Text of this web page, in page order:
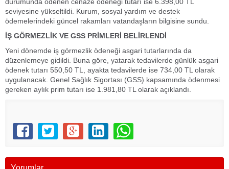
seviyesine yükseltildi. Kurum, sosyal yardım ve destek
ödemelerindeki güncel rakamları vatandaşların bilgisine sundu.
İŞ GÖRMEZLİK VE GSS PRİMLERİ BELİRLENDİ
Yeni dönemde iş görmezlik ödeneği asgari tutarlarında da
düzenlemeye gidildi. Buna göre, yatarak tedavilerde günlük asgari
ödenek tutarı 550,50 TL, ayakta tedavilerde ise 734,00 TL olarak
uygulanacak. Genel Sağlık Sigortası (GSS) kapsamında ödenmesi
gereken aylık prim tutarı ise 1.981,80 TL olarak açıklandı.